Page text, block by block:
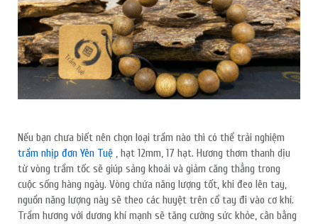
Nếu bạn chưa biết nên chọn loại trầm nào thì có thể trải nghiệm
trầm nhịp đơn Yên Tuệ , hạt 12mm, 17 hạt. Hương thơm thanh dịu
từ vòng trầm tốc sẽ giúp sảng khoái và giảm căng thẳng trong
cuộc sống hàng ngày. Vòng chứa năng lượng tốt, khi đeo lên tay,
nguồn năng lượng này sẽ theo các huyệt trên cổ tay đi vào cơ khí.
Trầm hương với dương khí mạnh sẽ tăng cường sức khỏe, cân bằng